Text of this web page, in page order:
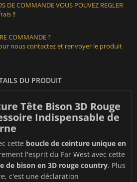
DE COMMANDE VOUS POUVEZ REGLER
!!
COMMANDE ?
nous contactez et renvoyer le produit
DU PRODUIT
Tête Bison 3D Rouge
Indispensable de
cette boucle de ceinture unique en
l'esprit du Far West avec cette
de bison en 3D rouge country. Plus
c'est une déclaration